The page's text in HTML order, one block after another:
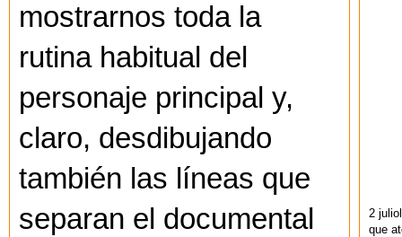
mostrarnos toda la
rutina habitual del
personaje principal y,
claro, desdibujando
también las líneas que
separan el documental
2
que